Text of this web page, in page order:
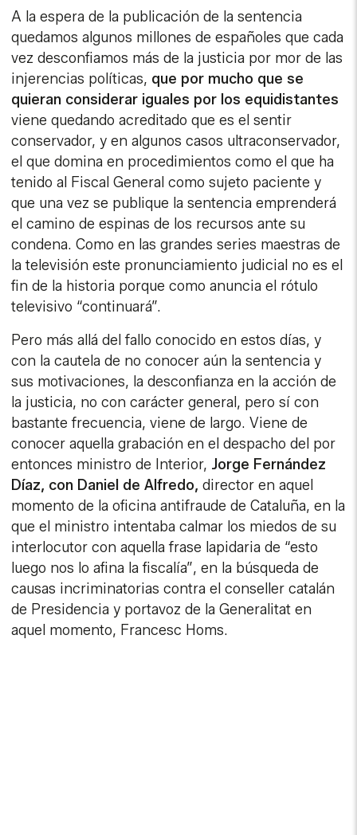
A la espera de la publicación de la sentencia
quedamos algunos millones de españoles que cada
vez desconfiamos más de la justicia por mor de las
injerencias políticas, que por mucho que se
quieran considerar iguales por los equidistantes
viene quedando acreditado que es el sentir
conservador, y en algunos casos ultraconservador,
el que domina en procedimientos como el que ha
tenido al Fiscal General como sujeto paciente y
que una vez se publique la sentencia emprenderá
el camino de espinas de los recursos ante su
condena. Como en las grandes series maestras de
la televisión este pronunciamiento judicial no es el
fin de la historia porque como anuncia el rótulo
televisivo “continuará”.
Pero más allá del fallo conocido en estos días, y
con la cautela de no conocer aún la sentencia y
sus motivaciones, la desconfianza en la acción de
la justicia, no con carácter general, pero sí con
bastante frecuencia, viene de largo. Viene de
conocer aquella grabación en el despacho del por
entonces ministro de Interior, Jorge Fernández
Díaz, con Daniel de Alfredo,director en aquel
momento de la oficina antifraude de Cataluña, en la
que el ministro intentaba calmar los miedos de su
interlocutor con aquella frase lapidaria de “esto
luego nos lo afina la fiscalía”, en la búsqueda de
causas incriminatorias contra el conseller catalán
de Presidencia y portavoz de la Generalitat en
aquel momento, Francesc Homs.